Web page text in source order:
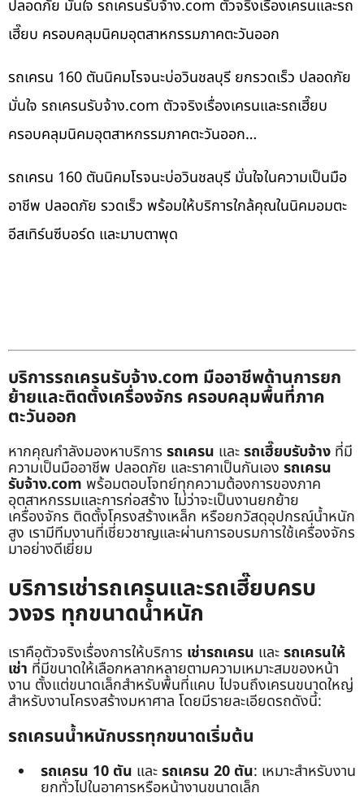
ปลอดภัย มั่นใจ รถเครนรับจ้าง.com ตัวจริงเรื่องเครนและรถ
เฮี๊ยบ ครอบคลุมนิคมอุตสาหกรรมภาคตะวันออก
รถเครน 160 ตันนิคมโรจนะบ่อวินชลบุรี ยกรวดเร็ว ปลอดภัย
มั่นใจ รถเครนรับจ้าง.com ตัวจริงเรื่องเครนและรถเฮี๊ยบ
ครอบคลุมนิคมอุตสาหกรรมภาคตะวันออก…
รถเครน 160 ตันนิคมโรจนะบ่อวินชลบุรี มั่นใจในความเป็นมือ
อาชีพ ปลอดภัย รวดเร็ว พร้อมให้บริการใกล้คุณในนิคมอมตะ
อีสเทิร์นซีบอร์ด และมาบตาพุด
บริการรถเครนรับจ้าง.com มืออาชีพด้านการยก
ย้ายและติดตั้งเครื่องจักร ครอบคลุมพื้นที่ภาค
ตะวันออก
หากคุณกำลังมองหาบริการ รถเครน และรถเฮี๊ยบรับจ้าง ที่มี
ความเป็นมืออาชีพ ปลอดภัย และราคาเป็นกันเอง รถเครน
รับจ้าง.com พร้อมตอบโจทย์ทุกความต้องการของภาค
อุตสาหกรรมและการก่อสร้าง ไม่ว่าจะเป็นงานยกย้าย
เครื่องจักร ติดตั้งโครงสร้างเหล็ก หรือยกวัสดุอุปกรณ์น้ำหนัก
สูง เรามีทีมงานที่เชี่ยวชาญและผ่านการอบรมการใช้เครื่องจักร
มาอย่างดีเยี่ยม
บริการเช่ารถเครนและรถเฮี๊ยบครบ
วงจร ทุกขนาดน้ำหนัก
เราคือตัวจริงเรื่องการให้บริการ เช่ารถเครน และรถเครนให้
เช่า ที่มีขนาดให้เลือกหลากหลายตามความเหมาะสมของหน้า
งาน ตั้งแต่ขนาดเล็กสำหรับพื้นที่แคบ ไปจนถึงเครนขนาดใหญ่
สำหรับงานโครงสร้างมหาศาล โดยมีรายละเอียดรถดังนี้:
รถเครนน้ำหนักบรรทุกขนาดเริ่มต้น
รถเครน 10 ตัน และรถเครน 20 ตัน: เหมาะสำหรับงาน
ยกทั่วไปในอาคารหรือหน้างานขนาดเล็ก